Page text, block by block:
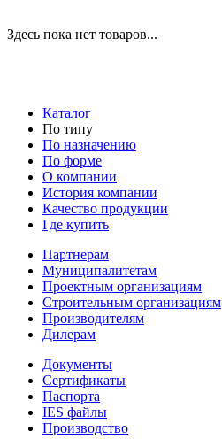
Здесь пока нет товаров...
Каталог
По типу
По назначению
По форме
О компании
История компании
Качество продукции
Где купить
Партнерам
Муниципалитетам
Проектным организациям
Строительным организациям
Производителям
Дилерам
Документы
Сертификаты
Паспорта
IES файлы
Производство